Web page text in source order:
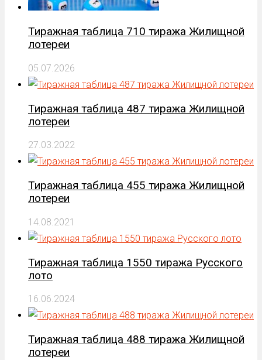
Тиражная таблица 710 тиража Жилищной
лотереи
05.07.2026
Тиражная таблица 487 тиража Жилищной
лотереи
27.03.2022
Тиражная таблица 455 тиража Жилищной
лотереи
14.08.2021
Тиражная таблица 1550 тиража Русского
лото
16.06.2024
Тиражная таблица 488 тиража Жилищной
лотереи